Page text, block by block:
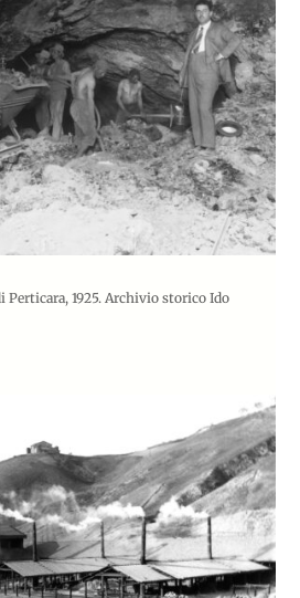
Perticara, 1925. Archivio storico Ido